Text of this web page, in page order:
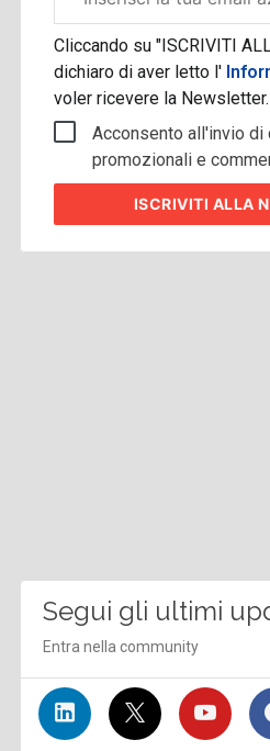
aziendale
Cliccando su "ISCRIVITI
dichiaro di aver letto l'
voler ricevere la Newsletter.
Acconsento all'invio di
promozionali e
ISCRIVITI ALLA
Segui gli ultimi
Entra nella community